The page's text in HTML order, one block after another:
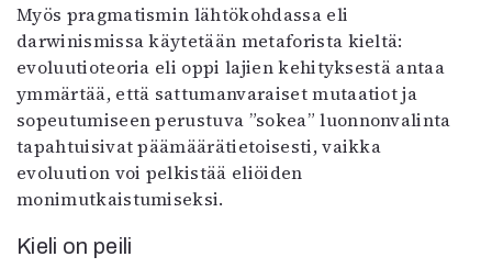
Myös pragmatismin lähtökohdassa eli
darwinismissa käytetään metaforista kieltä:
evoluutioteoria eli oppi lajien kehityksestä antaa
ymmärtää, että sattumanvaraiset mutaatiot ja
sopeutumiseen perustuva ”sokea” luonnonvalinta
tapahtuisivat päämäärätietoisesti, vaikka
evoluution voi pelkistää eliöiden
monimutkaistumiseksi.
Kieli on peili